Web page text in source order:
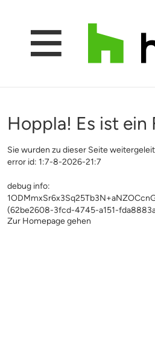
Hoppla! Es ist
Sie wurden zu dieser Seite
error id: 1:7-8-2026-21:7
debug info:
(62be2608-3fcd-4745-a151-
Zur Homepage gehen